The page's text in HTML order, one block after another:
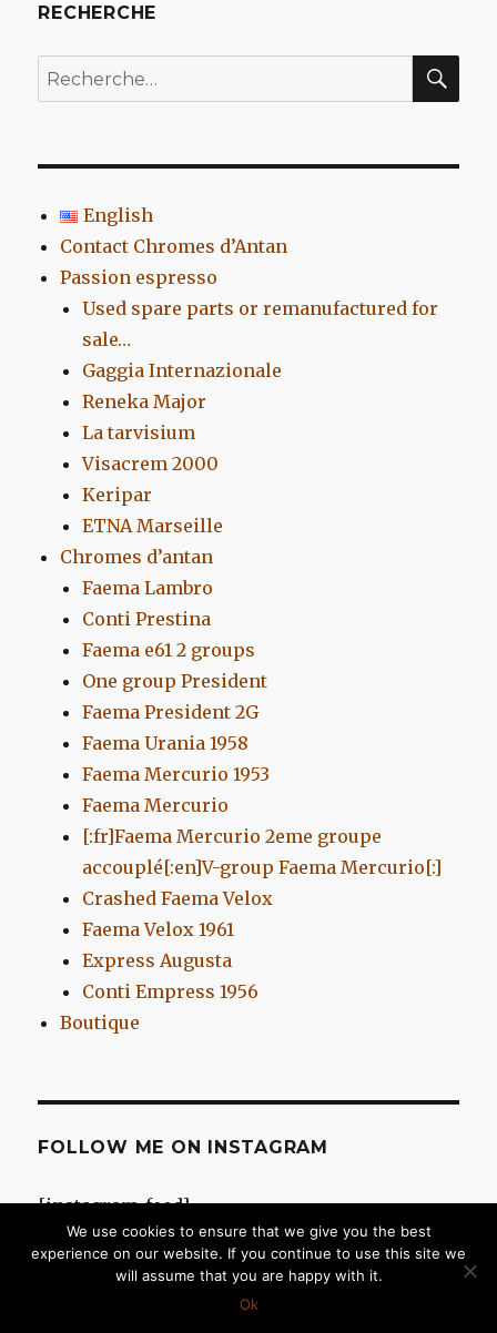
RECHERCHE
Recherche
pour
English
Contact Chromes d’Antan
Passion espresso
Used spare parts or remanufactured for
sale…
Gaggia Internazionale
Reneka Major
La tarvisium
Visacrem 2000
Keripar
ETNA Marseille
Chromes d’antan
Faema Lambro
Conti Prestina
Faema e61 2 groups
One group President
Faema President 2G
Faema Urania 1958
Faema Mercurio 1953
Faema Mercurio
[:fr]Faema Mercurio 2eme groupe
accouplé[:en]V-group Faema Mercurio[:]
Crashed Faema Velox
Faema Velox 1961
Express Augusta
Conti Empress 1956
Boutique
FOLLOW ME ON INSTAGRAM
[instagram-feed]
Fièrement propulsé par WordPress
We use cookies to ensure that we give you the best
experience on our website. If you continue to use this site we
will assume that you are happy with it.
Ok